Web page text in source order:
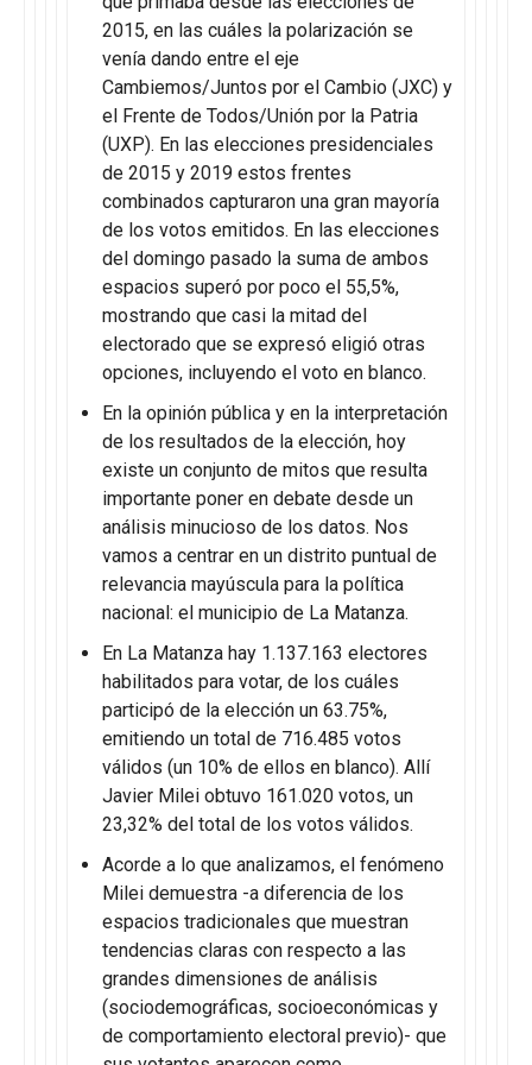
2015, en las cuáles la polarización se
venía dando entre el eje
Cambiemos/Juntos por el Cambio (JXC) y
el Frente de Todos/Unión por la Patria
(UXP). En las elecciones presidenciales
de 2015 y 2019 estos frentes
combinados capturaron una gran mayoría
de los votos emitidos. En las elecciones
del domingo pasado la suma de ambos
espacios superó por poco el 55,5%,
mostrando que casi la mitad del
electorado que se expresó eligió otras
opciones, incluyendo el voto en blanco.
En la opinión pública y en la interpretación
de los resultados de la elección, hoy
existe un conjunto de mitos que resulta
importante poner en debate desde un
análisis minucioso de los datos. Nos
vamos a centrar en un distrito puntual de
relevancia mayúscula para la política
nacional: el municipio de La Matanza.
En La Matanza hay 1.137.163 electores
habilitados para votar, de los cuáles
participó de la elección un 63.75%,
emitiendo un total de 716.485 votos
válidos (un 10% de ellos en blanco). Allí
Javier Milei obtuvo 161.020 votos, un
23,32% del total de los votos válidos.
Acorde a lo que analizamos, el fenómeno
Milei demuestra -a diferencia de los
espacios tradicionales que muestran
tendencias claras con respecto a las
grandes dimensiones de análisis
(sociodemográficas, socioeconómicas y
de comportamiento electoral previo)- que